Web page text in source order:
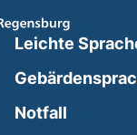
Leichte
Notfall